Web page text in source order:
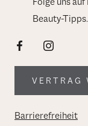
Beauty-Tipps.
VERTRAG
Barrierefreiheit